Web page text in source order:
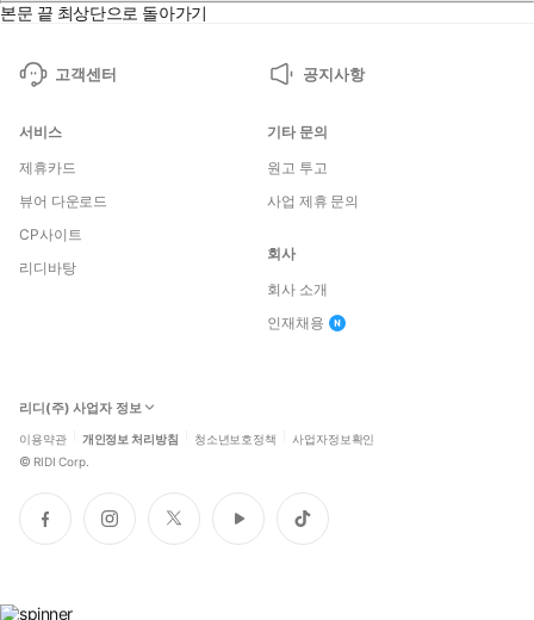
본문 끝 최상단으로 돌아가기
고객센터 공지사항
서비스
제휴카드
뷰어 다운로드
CP사이트
리디바탕
기타 문의
원고 투고
사업 제휴 문의
회사
회사 소개
인재채용
리디(주) 사업자 정보
이용약관 개인정보 처리방침 청소년보호정책 사업자정보확인
© RIDI Corp.
페
이
인
스
트
위
유
튜
틱
톡